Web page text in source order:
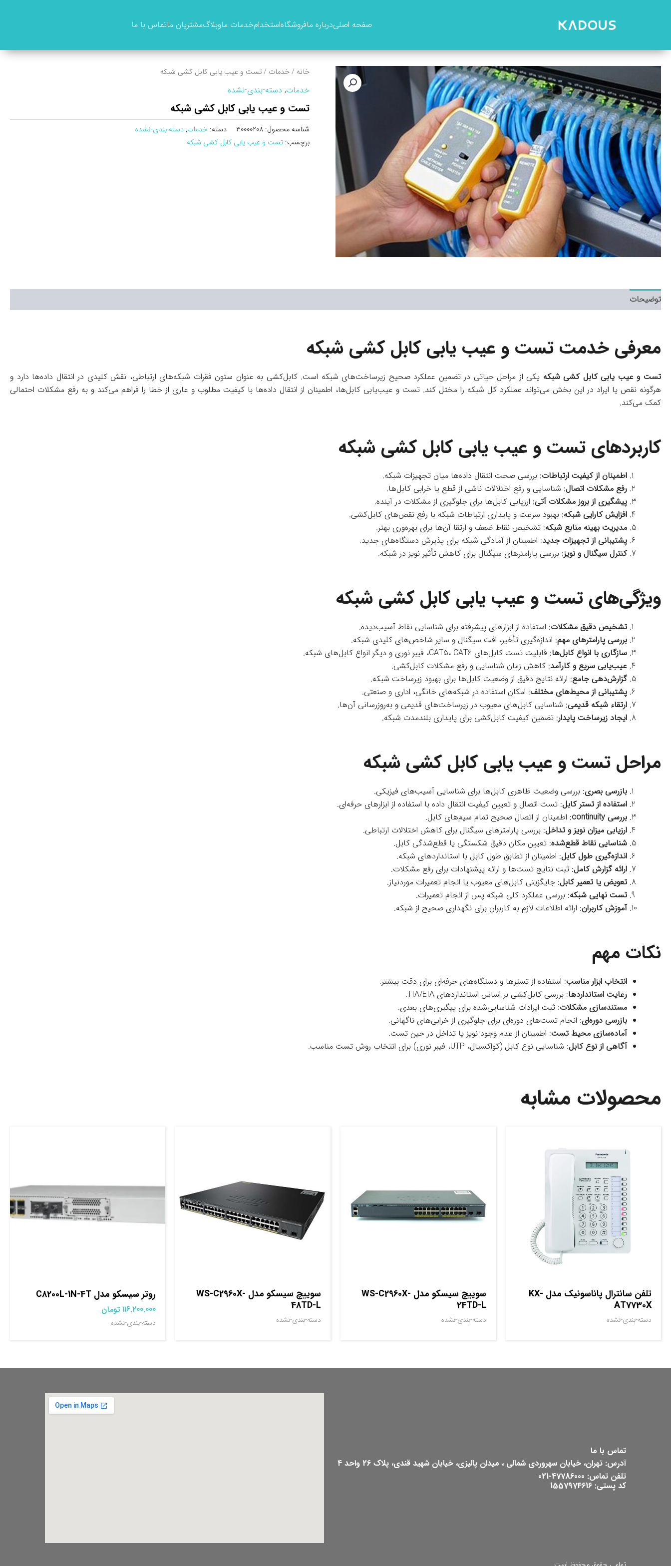
صفحه اصلیدرباره مافروشگاهاستخدامخدمات ماوبلاگمشتریان ماتماس با ما
خانه /خدمات / تست و عیب‌ یابی کابل‌ کشی شبکه
خدمات, دسته-بندی-نشده
تست و عیب‌ یابی کابل‌ کشی شبکه
شناسه محصول:30000208 دسته: خدمات,دسته-بندی-نشده
برچسب:تست و عیب‌ یابی کابل‌ کشی شبکه
توضیحات
معرفی خدمت تست و عیب‌ یابی کابل‌ کشی شبکه
تست و عیب‌ یابی کابل‌ کشی شبکه یکی از مراحل حیاتی در تضمین عملکرد صحیح زیرساخت‌های شبکه است. کابل‌کشی به عنوان ستون فقرات شبکه‌های ارتباطی، نقش کلیدی در انتقال داده‌ها دارد و
هرگونه نقص یا ایراد در این بخش می‌تواند عملکرد کل شبکه را مختل کند. تست و عیب‌یابی کابل‌ها، اطمینان از انتقال داده‌ها با کیفیت مطلوب و عاری از خطا را فراهم می‌کند و به رفع مشکلات احتمالی
کمک می‌کند.
کاربردهای تست و عیب‌ یابی کابل‌ کشی شبکه
اطمینان از کیفیت ارتباطات: بررسی صحت انتقال داده‌ها میان تجهیزات شبکه.
رفع مشکلات اتصال: شناسایی و رفع اختلالات ناشی از قطع یا خرابی کابل‌ها.
پیشگیری از بروز مشکلات آتی: ارزیابی کابل‌ها برای جلوگیری از مشکلات در آینده.
افزایش کارایی شبکه: بهبود سرعت و پایداری ارتباطات شبکه با رفع نقص‌های کابل‌کشی.
مدیریت بهینه منابع شبکه: تشخیص نقاط ضعف و ارتقا آن‌ها برای بهره‌وری بهتر.
پشتیبانی از تجهیزات جدید: اطمینان از آمادگی شبکه برای پذیرش دستگاه‌های جدید.
کنترل سیگنال و نویز: بررسی پارامترهای سیگنال برای کاهش تأثیر نویز در شبکه.
ویژگی‌های تست و عیب‌ یابی کابل‌ کشی شبکه
تشخیص دقیق مشکلات: استفاده از ابزارهای پیشرفته برای شناسایی نقاط آسیب‌دیده.
بررسی پارامترهای مهم: اندازه‌گیری تأخیر، افت سیگنال و سایر شاخص‌های کلیدی شبکه.
سازگاری با انواع کابل‌ها: قابلیت تست کابل‌های CAT5، CAT6، فیبر نوری و دیگر انواع کابل‌های شبکه.
عیب‌یابی سریع و کارآمد: کاهش زمان شناسایی و رفع مشکلات کابل‌کشی.
گزارش‌دهی جامع: ارائه نتایج دقیق از وضعیت کابل‌ها برای بهبود زیرساخت شبکه.
پشتیبانی از محیط‌های مختلف: امکان استفاده در شبکه‌های خانگی، اداری و صنعتی.
ارتقاء شبکه قدیمی: شناسایی کابل‌های معیوب در زیرساخت‌های قدیمی و به‌روزرسانی آن‌ها.
ایجاد زیرساخت پایدار: تضمین کیفیت کابل‌کشی برای پایداری بلندمدت شبکه.
مراحل تست و عیب‌ یابی کابل‌ کشی شبکه
بازرسی بصری: بررسی وضعیت ظاهری کابل‌ها برای شناسایی آسیب‌های فیزیکی.
استفاده از تستر کابل: تست اتصال و تعیین کیفیت انتقال داده با استفاده از ابزارهای حرفه‌ای.
بررسی continuity
: اطمینان از اتصال صحیح تمام سیم‌های کابل.
ارزیابی میزان نویز و تداخل: بررسی پارامترهای سیگنال برای کاهش اختلالات ارتباطی.
شناسایی نقاط قطع‌شده: تعیین مکان دقیق شکستگی یا قطع‌شدگی کابل.
اندازه‌گیری طول کابل: اطمینان از تطابق طول کابل با استانداردهای شبکه.
ارائه گزارش کامل: ثبت نتایج تست‌ها و ارائه پیشنهادات برای رفع مشکلات.
تعویض یا تعمیر کابل: جایگزینی کابل‌های معیوب یا انجام تعمیرات موردنیاز.
تست نهایی شبکه: بررسی عملکرد کلی شبکه پس از انجام تعمیرات.
آموزش کاربران: ارائه اطلاعات لازم به کاربران برای نگهداری صحیح از شبکه.
نکات مهم
انتخاب ابزار مناسب: استفاده از تسترها و دستگاه‌های حرفه‌ای برای دقت بیشتر.
رعایت استانداردها: بررسی کابل‌کشی بر اساس استانداردهای TIA/EIA.
مستندسازی مشکلات: ثبت ایرادات شناسایی‌شده برای پیگیری‌های بعدی.
بازرسی دوره‌ای: انجام تست‌های دوره‌ای برای جلوگیری از خرابی‌های ناگهانی.
آماده‌سازی محیط تست: اطمینان از عدم وجود نویز یا تداخل در حین تست.
آگاهی از نوع کابل: شناسایی نوع کابل (کواکسیال، UTP، فیبر نوری) برای انتخاب روش تست مناسب.
محصولات مشابه
تلفن سانترال پاناسونیک مدل KX-
AT7730X
دسته-بندی-نشده
سوييچ سيسکو مدل WS-C2960X-
24TD-L
دسته-بندی-نشده
سوييچ سيسکو مدل WS-C2960X-
48TD-L
دسته-بندی-نشده
روتر سيسکو مدل C8200L-1N-4T
116.200.000 تومان
دسته-بندی-نشده
تماس با ما
آدرس: تهران، خیابان سهروردی شمالی ، میدان پالیزی، خیابان شهید قندی، پلاک 26 واحد 4
تلفن تماس: 47786000-021
کد پستی: 1557974616